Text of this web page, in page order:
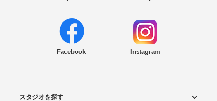
Facebook Instagram
スタジオを探す